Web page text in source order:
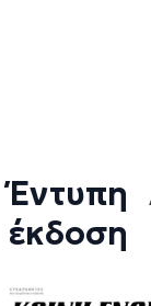
Έντυπη
έκδοση